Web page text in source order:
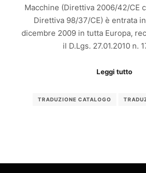
Macchine (Direttiva 2006/42/CE
Direttiva 98/37/CE) è entrata
dicembre 2009 in tutta Europa,
il D.Lgs. 27.01.2010 n.
Leggi tutto
TRADUZIONE CATALOGO